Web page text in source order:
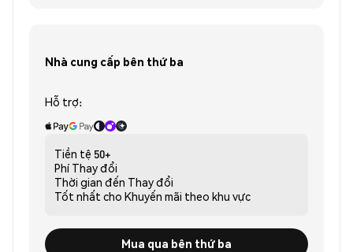
Nhà cung cấp bên thứ ba
Hỗ trợ:
Tiền tệ 50+
Phí Thay đổi
Thời gian đến Thay đổi
Tốt nhất cho Khuyến mãi theo khu vực
Mua qua bên thứ ba